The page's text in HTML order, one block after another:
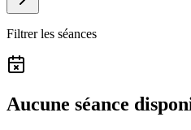
Filtrer les séances
Aucune séance